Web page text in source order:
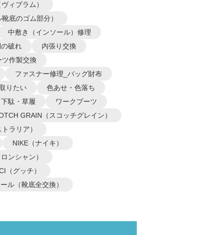
ィブラム）
底のゴム部分）
中敷き（インソール）修理
破れ
内張り交換
ツ作製交換
ファスナー修理_バッグ財布
りたい
色あせ・色落ち
下駄・草履
ワークブーツ
GRAIN（スコッチグレイン）
ラリア）
NIKE（ナイキ）
ンシャン）
（グッチ）
ル（靴底全交換）